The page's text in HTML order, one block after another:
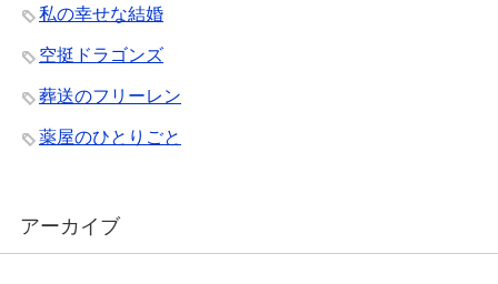
私の幸せな結婚
空挺ドラゴンズ
葬送のフリーレン
薬屋のひとりごと
アーカイブ